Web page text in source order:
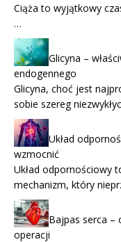
Ciąża to wyjątkowy
…
Glicyna –
endogennego
Glicyna, choć jest
sobie szereg
Układ
wzmocnić
Układ odpornościowy
mechanizm, który
Bajpas serca –
operacji